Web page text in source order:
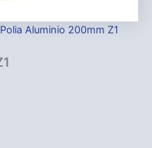
Aluminio 200mm Z1